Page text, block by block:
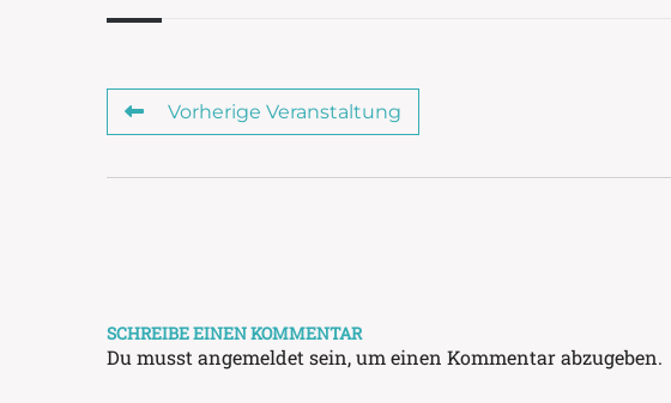
Vorherige Veranstaltung
SCHREIBE EINEN KOMMENTAR
Du musstangemeldetsein, um einen Kommentar abzugeben.